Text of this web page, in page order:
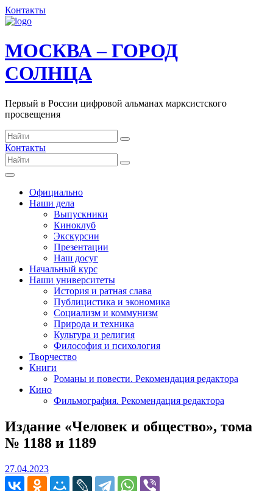
Контакты
МОСКВА – ГОРОД
СОЛНЦА
Первый в России цифровой альманах марксистского
просвещения
Контакты
Официально
Наши дела
Выпускники
Киноклуб
Экскурсии
Презентации
Наш досуг
Начальный курс
Наши университеты
История и ратная слава
Публицистика и экономика
Социализм и коммунизм
Природа и техника
Культура и религия
Философия и психология
Творчество
Книги
Романы и повести. Рекомендация редактора
Кино
Фильмография. Рекомендация редактора
Издание «Человек и общество», тома
№ 1188 и 1189
27.04.202327.04.2023